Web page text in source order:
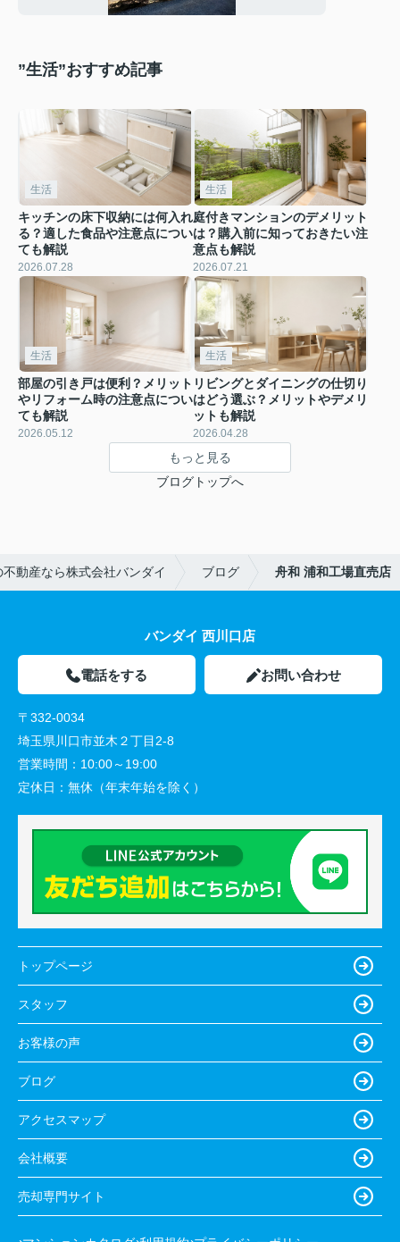
”生活”おすすめ記事
生活
キッチンの床下収納には何入れ
る？適した食品や注意点につい
ても解説
2026.07.28
生活
庭付きマンションのデメリット
は？購入前に知っておきたい注
意点も解説
2026.07.21
生活
部屋の引き戸は便利？メリット
やリフォーム時の注意点につい
ても解説
2026.05.12
生活
リビングとダイニングの仕切り
はどう選ぶ？メリットやデメリ
ットも解説
2026.04.28
もっと見る
ブログトップへ
動産なら株式会社バンダイ ブログ 舟和 浦和工場直売店
バンダイ 西川口店
電話をする お問い合わせ
〒332-0034
埼玉県川口市並木２丁目2-8
営業時間： 10:00～19:00
定休日： 無休（年末年始を除く）
トップページ
スタッフ
お客様の声
ブログ
アクセスマップ
会社概要
売却専門サイト